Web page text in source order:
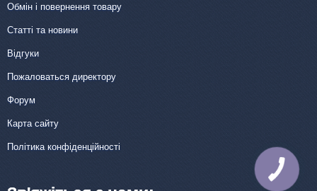
Обмін і повернення товару
Статті та новини
Відгуки
Пожаловаться директору
Форум
Карта сайту
Політика конфіденційності
КНОПКА
ЗВ'ЯЗКУ